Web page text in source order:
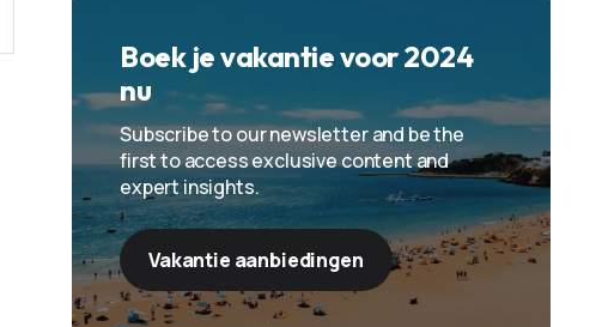
Boek je vakantie voor 2024
nu
Subscribe to our newsletter and be the
first to access exclusive content and
expert insights.
Vakantie aanbiedingen